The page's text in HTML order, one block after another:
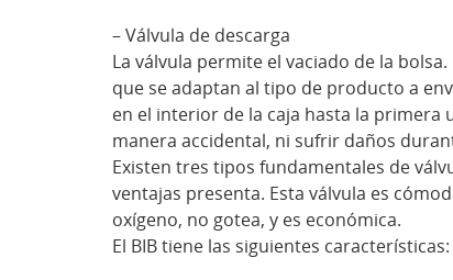
– Válvula de descarga
La válvula permite el vaciado de la
que se adaptan al tipo de producto a
en el interior de la caja hasta la primera
manera accidental, ni sufrir daños
Existen tres tipos fundamentales de
ventajas presenta. Esta válvula es
oxígeno, no gotea, y es económica.
El BIB tiene las siguientes características: